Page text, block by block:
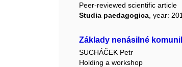
Peer-reviewed scientific article
Studia paedagogica , year:
Základy nenásilné
SUCHÁČEK Petr
Holding a workshop